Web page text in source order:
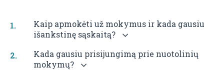
Kaip apmokėti už mokymus ir kada gausiu
išankstinę sąskaitą?
Kada gausiu prisijungimą prie nuotolinių
mokymų?